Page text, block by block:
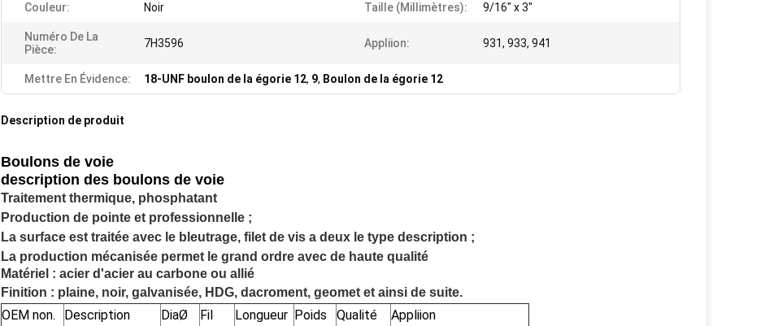
Couleur: Noir Taille (millimètres): 9/16" x 3"
Numéro De La
Pièce:
7H3596 Appliion: 931, 933, 941
Mettre En Évidence: 18-UNF boulon de la égorie 12, 9, Boulon de la égorie 12
Description de produit
Boulons de voie
description des boulons de voie
Traitement thermique, phosphatant
Production de pointe et professionnelle ;
La surface est traitée avec le bleutrage, filet de vis a deux le type description ;
La production mécanisée permet le grand ordre avec de haute qualité
Matériel : acier d'acier au carbone ou allié
Finition : plaine, noir, galvanisée, HDG, dacroment, geomet et ainsi de suite.
OEM non. Description DiaØ Fil Longueur Poids Qualité
Appliion